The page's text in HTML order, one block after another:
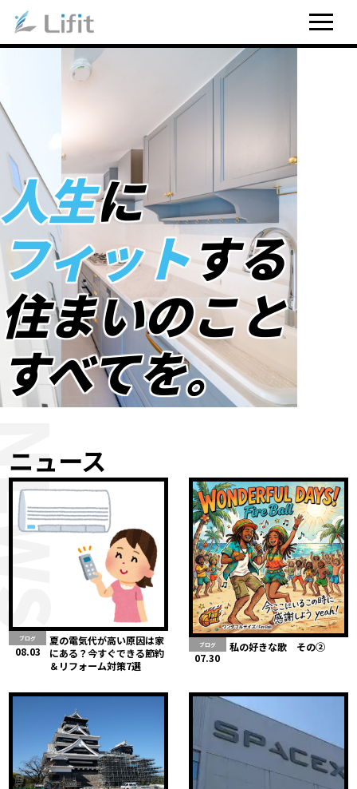
人生に
フィットする
住まいのこと
すべてを。
ニュース
ブログ
08.03
夏の電気代が高い原因は家
にある？今すぐできる節約
＆リフォーム対策7選
ブログ
07.30
私の好きな歌 その②